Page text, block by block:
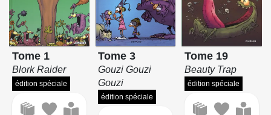
Tome 1
Blork Raider
édition spéciale
Tome 3
Gouzi Gouzi
Gouzi
édition spéciale
Tome 19
Beauty Trap
édition spéciale